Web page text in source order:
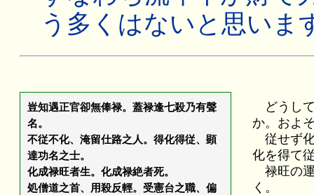
う多くはないと思いま
豈知遇正官卻無俸禄。蓋禄逢七殺乃有聲
名。
不従不化、淹留仕路之人。得化得従、顕
達功名之士。
化成禄旺者生。化成禄絶者死。
処僧道之首、用殺反輕。受憲台之職、偏
どうし
か。およ
従せず
化を得て
禄旺の
く。